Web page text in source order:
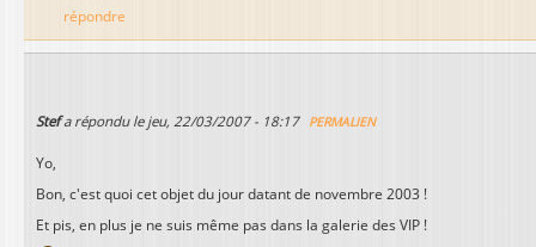
répondre
Stefa répondu le jeu, 22/03/2007 - 18:17 PERMALIEN
Yo,
Bon, c'est quoi cet objet du jour datant de novembre 2003 !
Et pis, en plus je ne suis même pas dans la galerie des VIP !